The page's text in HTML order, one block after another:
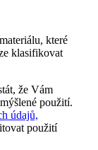
které
klasifikovat
že Vám
použití.
údajů,
použití